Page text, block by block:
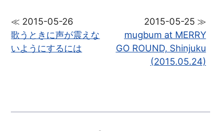
≪ 2015-05-26
歌うときに声が震えな
いようにするには
2015-05-25 ≫
mugbum at MERRY
GO ROUND, Shinjuku
(2015.05.24)